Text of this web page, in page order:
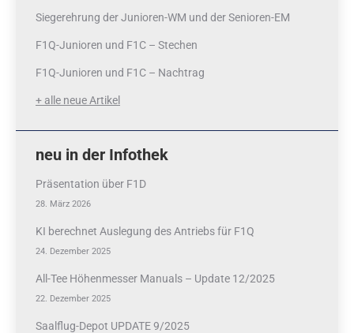
Siegerehrung der Junioren-WM und der Senioren-EM
F1Q-Junioren und F1C – Stechen
F1Q-Junioren und F1C – Nachtrag
+ alle neue Artikel
neu in der Infothek
Präsentation über F1D
28. März 2026
KI berechnet Auslegung des Antriebs für F1Q
24. Dezember 2025
All-Tee Höhenmesser Manuals – Update 12/2025
22. Dezember 2025
Saalflug-Depot UPDATE 9/2025